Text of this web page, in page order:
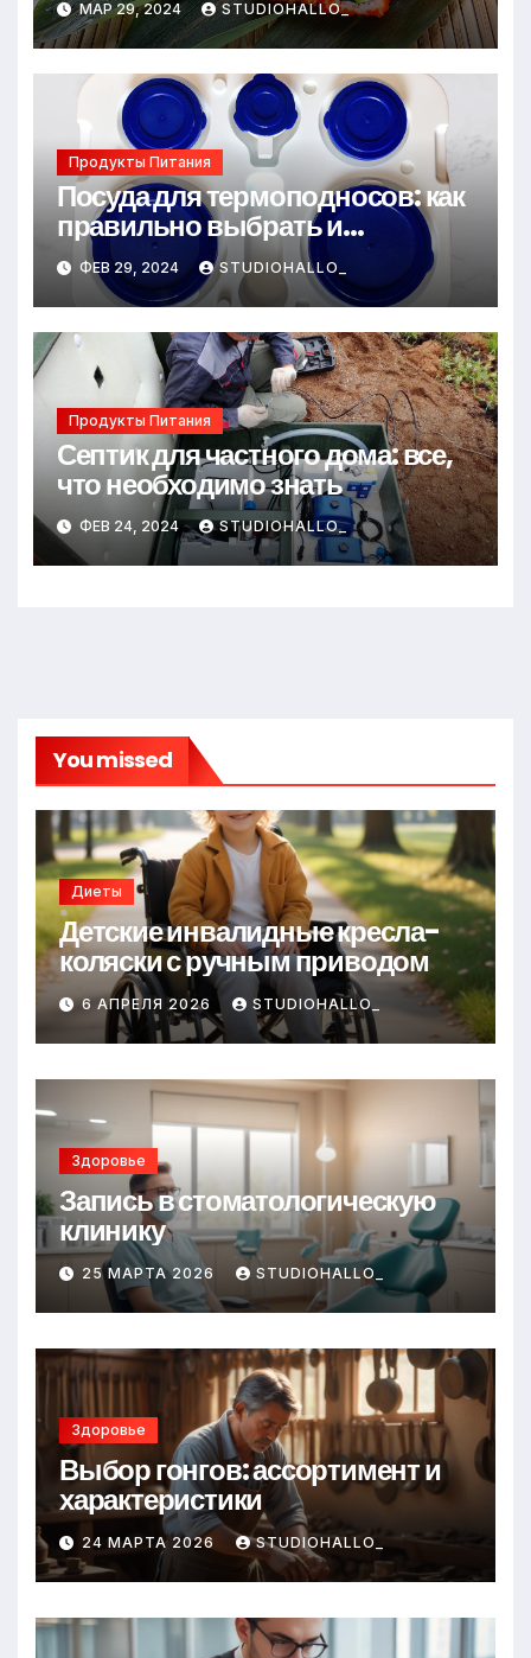
МАР 29, 2024 STUDIOHALLO_
Продукты Питания
Посуда для термоподносов: как
правильно выбрать и
использовать
ФЕВ 29, 2024 STUDIOHALLO_
Продукты Питания
Септик для частного дома: все,
что необходимо знать
ФЕВ 24, 2024 STUDIOHALLO_
You missed
Диеты
Детские инвалидные кресла-
коляски с ручным приводом
6 АПРЕЛЯ 2026 STUDIOHALLO_
Здоровье
Запись в стоматологическую
клинику
25 МАРТА 2026 STUDIOHALLO_
Здоровье
Выбор гонгов: ассортимент и
характеристики
24 МАРТА 2026 STUDIOHALLO_